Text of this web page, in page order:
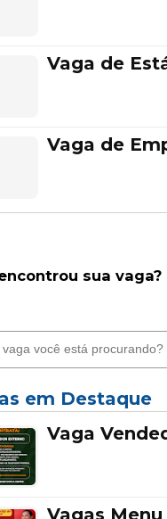
Vaga de
Vaga de
sua
em Destaque
Vaga